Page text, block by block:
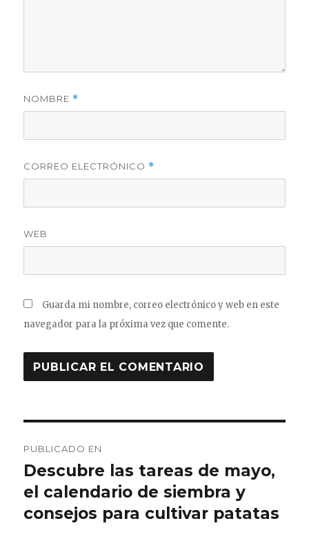
NOMBRE *
CORREO ELECTRÓNICO *
WEB
Guarda mi nombre, correo electrónico y web en este
navegador para la próxima vez que comente.
de
entradas
PUBLICADO EN
Descubre las tareas de mayo,
el calendario de siembra y
consejos para cultivar patatas